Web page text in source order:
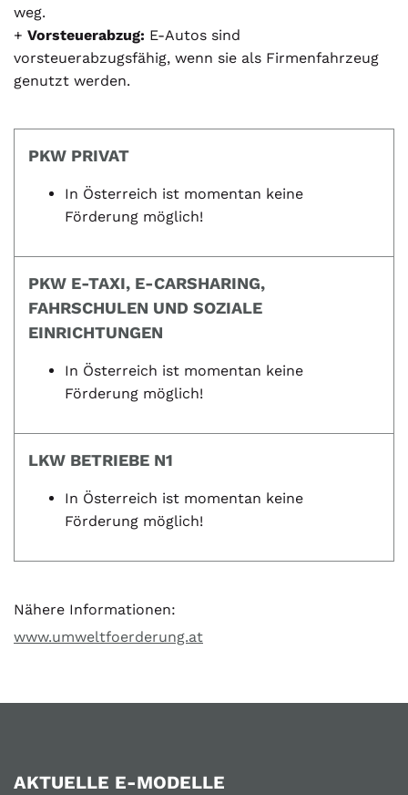
weg.
+ Vorsteuerabzug: E-Autos sind
vorsteuerabzugsfähig, wenn sie als Firmenfahrzeug
genutzt werden.
PKW PRIVAT
In Österreich ist momentan keine
Förderung möglich!
PKW E-TAXI, E-CARSHARING,
FAHRSCHULEN UND SOZIALE
EINRICHTUNGEN
In Österreich ist momentan keine
Förderung möglich!
LKW BETRIEBE N1
In Österreich ist momentan keine
Förderung möglich!
Nähere Informationen:
www.umweltfoerderung.at
AKTUELLE E-MODELLE